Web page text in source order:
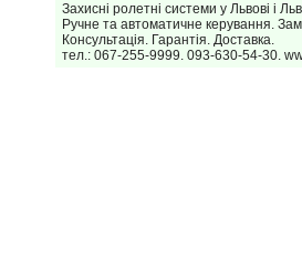
Захисні ролетні системи у Львові і
Ручне та автоматичне керування.
Консультація. Гарантія. Доставка.
тел.: 067-255-9999. 093-630-54-30.